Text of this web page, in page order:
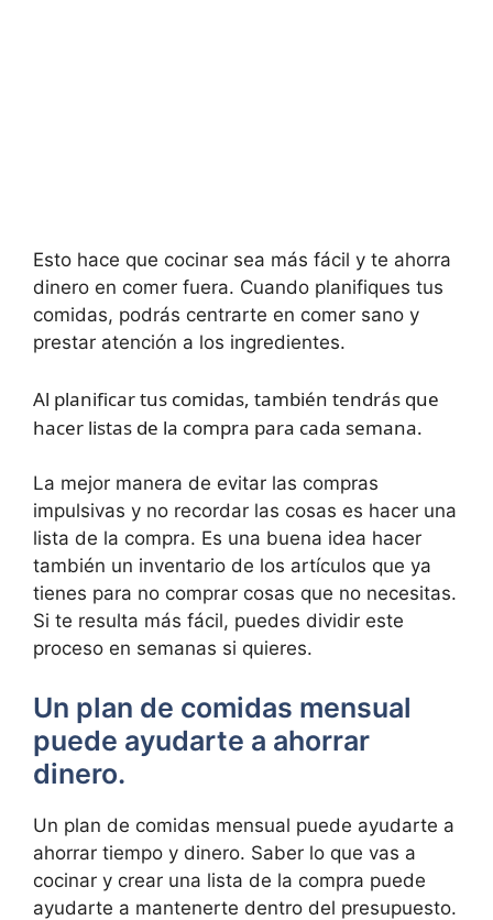
Esto hace que cocinar sea más fácil y te ahorra
dinero en comer fuera. Cuando planifiques tus
comidas, podrás centrarte en comer sano y
prestar atención a los ingredientes.
Al planificar tus comidas, también tendrás que
hacer listas de la compra para cada semana.
La mejor manera de evitar las compras
impulsivas y no recordar las cosas es hacer una
lista de la compra. Es una buena idea hacer
también un inventario de los artículos que ya
tienes para no comprar cosas que no necesitas.
Si te resulta más fácil, puedes dividir este
proceso en semanas si quieres.
Un plan de comidas mensual
puede ayudarte a ahorrar
dinero.
Un plan de comidas mensual puede ayudarte a
ahorrar tiempo y dinero. Saber lo que vas a
cocinar y crear una lista de la compra puede
ayudarte a mantenerte dentro del presupuesto.